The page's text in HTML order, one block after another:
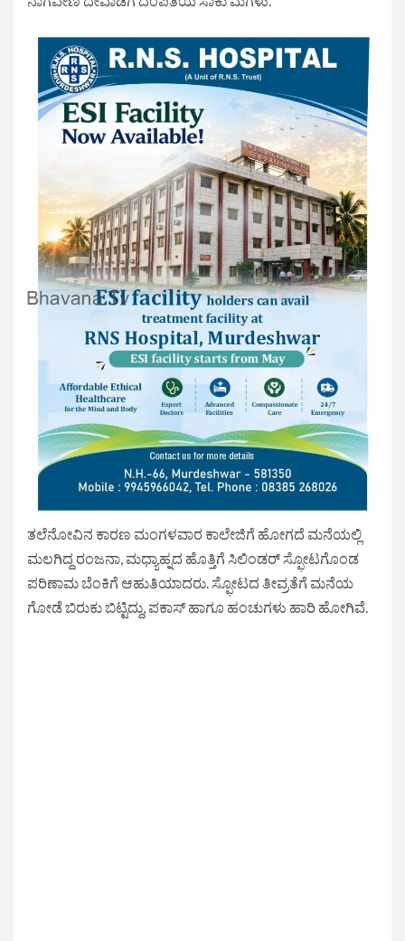
ತಲೆನೋವಿನ ಕಾರಣ ಮಂಗಳವಾರ ಕಾಲೇಜಿಗೆ ಹೋಗದೆ ಮನೆಯಲ್ಲಿ
ಮಲಗಿದ್ದ ರಂಜನಾ, ಮಧ್ಯಾಹ್ನದ ಹೊತ್ತಿಗೆ ಸಿಲಿಂಡರ್ ಸ್ಫೋಟಗೊಂಡ
ಪರಿಣಾಮ ಬೆಂಕಿಗೆ ಆಹುತಿಯಾದರು. ಸ್ಫೋಟದ ತೀವ್ರತೆಗೆ ಮನೆಯ
ಗೋಡೆ ಬಿರುಕು ಬಿಟ್ಟಿದ್ದು, ಪಕಾಸ್ ಹಾಗೂ ಹಂಚುಗಳು ಹಾರಿ ಹೋಗಿವೆ.